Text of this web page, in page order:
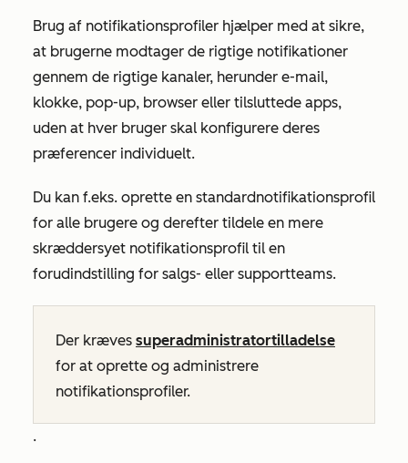
Brug af notifikationsprofiler hjælper med at sikre,
at brugerne modtager de rigtige notifikationer
gennem de rigtige kanaler, herunder e-mail,
klokke, pop-up, browser eller tilsluttede apps,
uden at hver bruger skal konfigurere deres
præferencer individuelt.
Du kan f.eks. oprette en standardnotifikationsprofil
for alle brugere og derefter tildele en mere
skræddersyet notifikationsprofil til en
forudindstilling for salgs- eller supportteams.
Der kræves superadministratortilladelse
for at oprette og administrere
notifikationsprofiler.
.